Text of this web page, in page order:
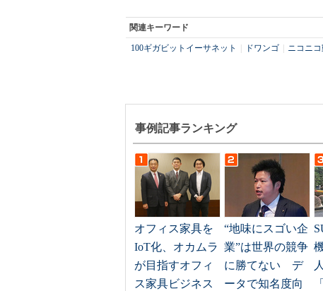
関連キーワード
100ギガビットイーサネット ドワンゴ ニコニ
事例記事ランキング
オフィス家具を
IoT化、オカムラ
が目指すオフィ
ス家具ビジネス
“地味にスゴい企
業”は世界の競争
に勝てない デ
ータで知名度向